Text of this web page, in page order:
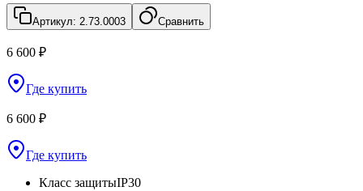
Артикул: 2.73.0003 Сравнить
6 600 ₽
Где купить
6 600 ₽
Где купить
Класс защитыIP30